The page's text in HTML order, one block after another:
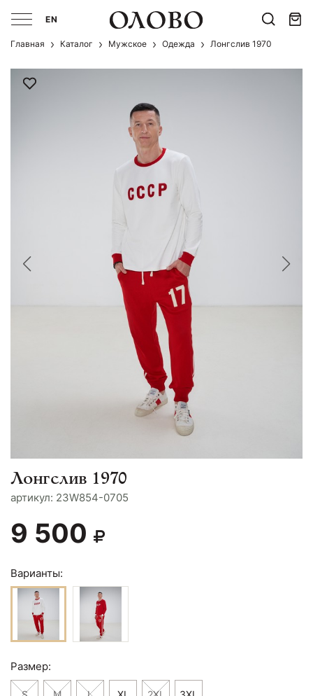
EN
Главная Каталог Мужcкое Одежда Лонгслив 1970
Лонгслив 1970
aртикул: 23W854-0705
9 500
Варианты:
Размер: